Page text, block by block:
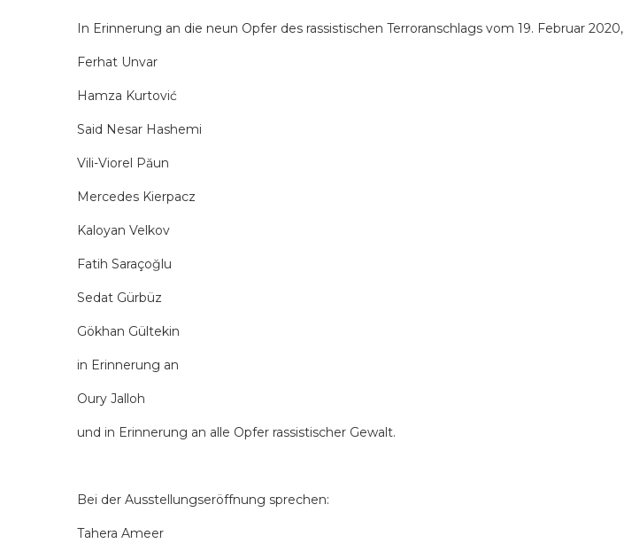
In Erinnerung an die neun Opfer des rassistischen Terroranschlags vom 19. Februar 2020,
Ferhat Unvar
Hamza Kurtović
Said Nesar Hashemi
Vili-Viorel Păun
Mercedes Kierpacz
Kaloyan Velkov
Fatih Saraçoğlu
Sedat Gürbüz
Gökhan Gültekin
in Erinnerung an
Oury Jalloh
und in Erinnerung an alle Opfer rassistischer Gewalt.
Bei der Ausstellungseröffnung sprechen:
Tahera Ameer